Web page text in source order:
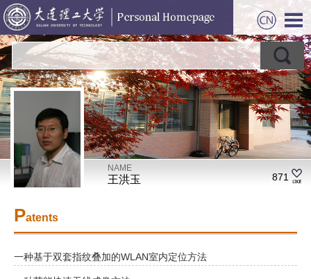
NAME
王洪玉 871
Patents
一种基于双套指纹叠加的WLAN室内定位方法